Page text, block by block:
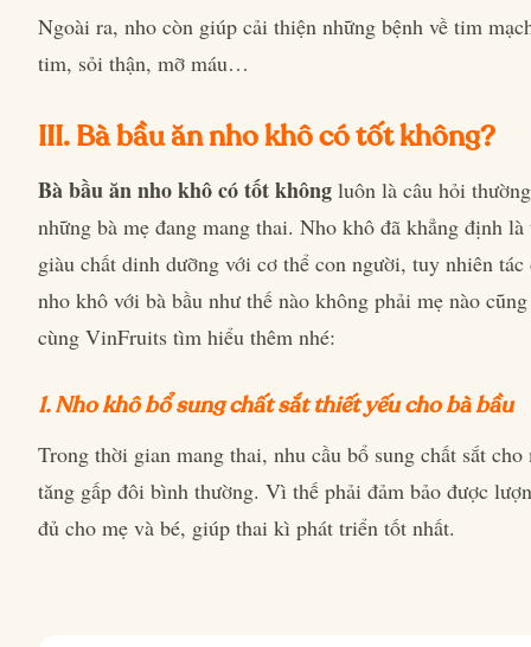
Ngoài ra, nho còn giúp cải thiện những bệnh về tim
tim, sỏi thận, mỡ máu…
III. Bà bầu ăn nho khô có tốt không?
Bà bầu ăn nho khô có tốt không luôn là câu hỏi
những bà mẹ đang mang thai. Nho khô đã khẳng định là
giàu chất dinh dưỡng với cơ thể con người, tuy nhiên tác
nho khô với bà bầu như thế nào không phải mẹ nào
cùng VinFruits tìm hiểu thêm nhé:
1. Nho khô bổ sung chất sắt thiết yếu cho bà bầu
Trong thời gian mang thai, nhu cầu bổ sung chất sắt cho
tăng gấp đôi bình thường. Vì thế phải đảm bảo được
đủ cho mẹ và bé, giúp thai kì phát triển tốt nhất.